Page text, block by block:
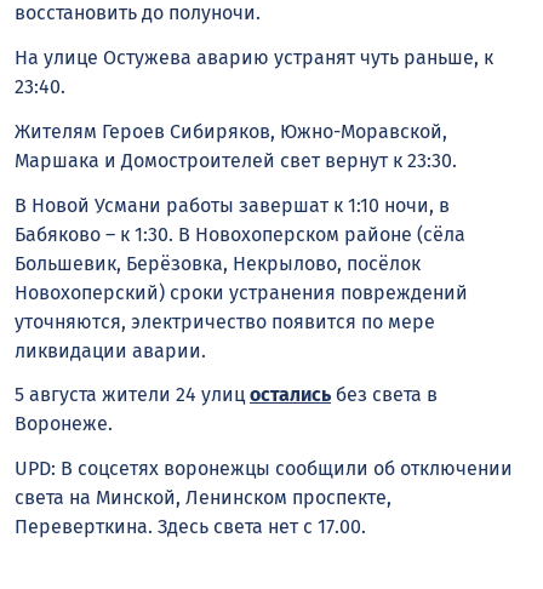
восстановить до полуночи.
На улице Остужева аварию устранят чуть раньше, к
23:40.
Жителям Героев Сибиряков, Южно-Моравской,
Маршака и Домостроителей свет вернут к 23:30.
В Новой Усмани работы завершат к 1:10 ночи, в
Бабяково – к 1:30. В Новохоперском районе (сёла
Большевик, Берёзовка, Некрылово, посёлок
Новохоперский) сроки устранения повреждений
уточняются, электричество появится по мере
ликвидации аварии.
5 августа жители 24 улицостались без света в
Воронеже.
UPD: В соцсетях воронежцы сообщили об отключении
света на Минской, Ленинском проспекте,
Переверткина. Здесь света нет с 17.00.